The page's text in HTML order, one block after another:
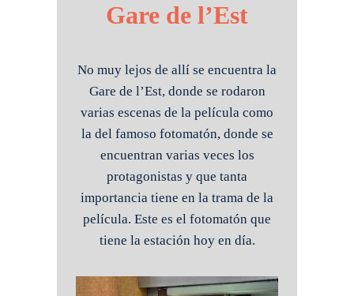
Gare de l’Est
No muy lejos de allí se encuentra la
Gare de l’Est, donde se rodaron
varias escenas de la película como
la del famoso fotomatón, donde se
encuentran varias veces los
protagonistas y que tanta
importancia tiene en la trama de la
película. Este es el fotomatón que
tiene la estación hoy en día.